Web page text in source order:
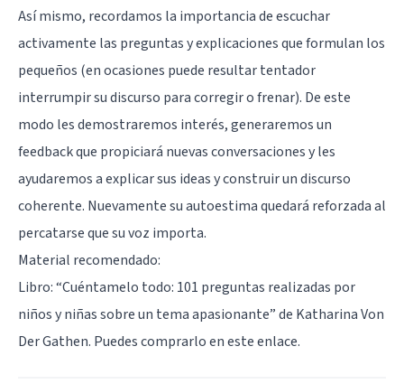
Así mismo, recordamos la importancia de escuchar
activamente las preguntas y explicaciones que formulan los
pequeños (en ocasiones puede resultar tentador
interrumpir su discurso para corregir o frenar). De este
modo les demostraremos interés, generaremos un
feedback que propiciará nuevas conversaciones y les
ayudaremos a explicar sus ideas y construir un discurso
coherente. Nuevamente su autoestima quedará reforzada al
percatarse que su voz importa.
Material recomendado:
Libro: “Cuéntamelo todo: 101 preguntas realizadas por
niños y niñas sobre un tema apasionante” de Katharina Von
Der Gathen. Puedes comprarlo eneste enlace.